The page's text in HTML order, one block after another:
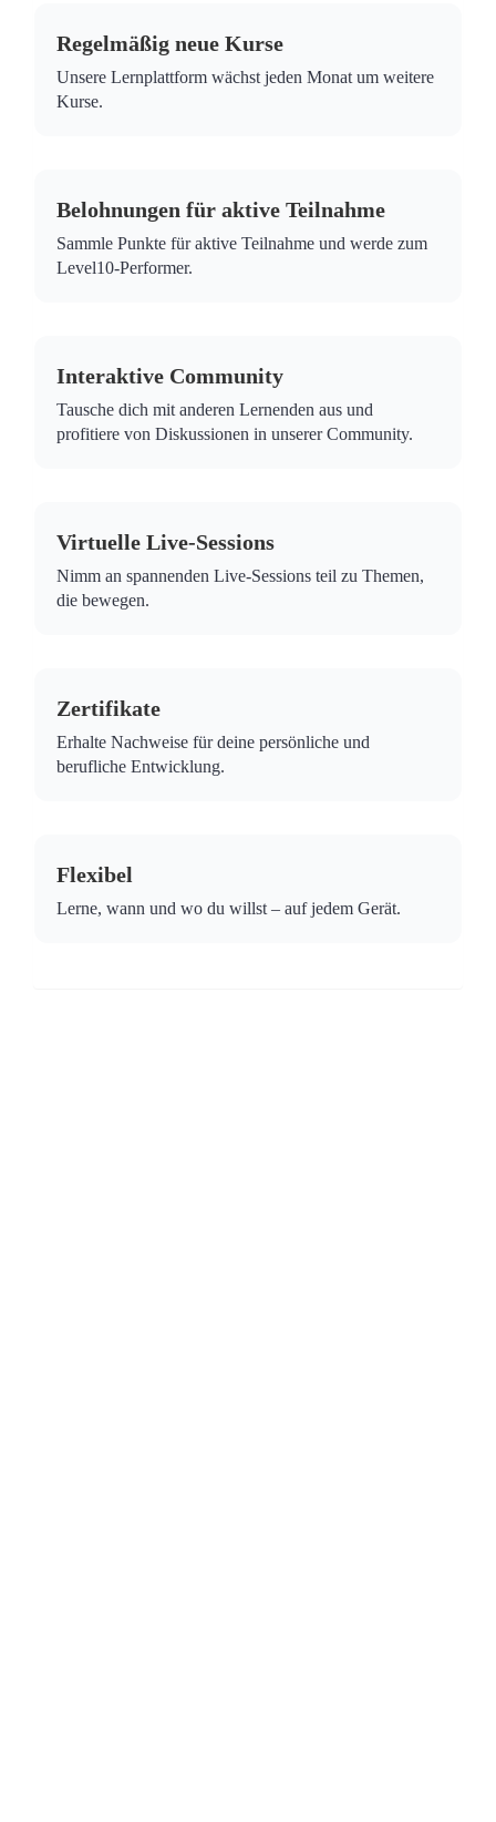
Regelmäßig neue Kurse
Unsere Lernplattform wächst jeden Monat um weitere
Kurse.
Belohnungen für aktive Teilnahme
Sammle Punkte für aktive Teilnahme und werde zum
Level10-Performer.
Interaktive Community
Tausche dich mit anderen Lernenden aus und
profitiere von Diskussionen in unserer Community.
Virtuelle Live-Sessions
Nimm an spannenden Live-Sessions teil zu Themen,
die bewegen.
Zertifikate
Erhalte Nachweise für deine persönliche und
berufliche Entwicklung.
Flexibel
Lerne, wann und wo du willst – auf jedem Gerät.